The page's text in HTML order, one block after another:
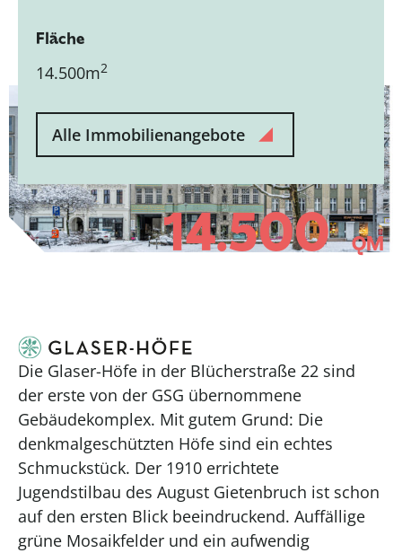
Fläche
14.500m2
Alle Immobilienangebote
14.500 QM
Die Glaser-Höfe in der Blücherstraße 22 sind
der erste von der GSG übernommene
Gebäudekomplex. Mit gutem Grund: Die
denkmalgeschützten Höfe sind ein echtes
Schmuckstück. Der 1910 errichtete
Jugendstilbau des August Gietenbruch ist schon
auf den ersten Blick beeindruckend. Auffällige
grüne Mosaikfelder und ein aufwendig